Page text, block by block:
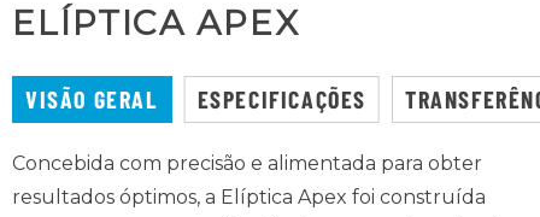
ELÍPTICA APEX
VISÃO GERAL ESPECIFICAÇÕES
Concebida com precisão e alimentada para obter
resultados óptimos, a Elíptica Apex foi construída